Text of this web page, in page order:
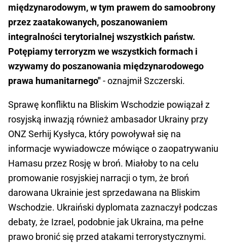
międzynarodowym, w tym prawem do samoobrony
przez zaatakowanych, poszanowaniem
integralności terytorialnej wszystkich państw.
Potępiamy terroryzm we wszystkich formach i
wzywamy do poszanowania międzynarodowego
prawa humanitarnego"- oznajmił Szczerski.
Sprawę konfliktu na Bliskim Wschodzie powiązał z
rosyjską inwazją również ambasador Ukrainy przy
ONZ Serhij Kysłyca, który powoływał się na
informacje wywiadowcze mówiące o zaopatrywaniu
Hamasu przez Rosję w broń. Miałoby to na celu
promowanie rosyjskiej narracji o tym, że broń
darowana Ukrainie jest sprzedawana na Bliskim
Wschodzie. Ukraiński dyplomata zaznaczył podczas
debaty, że Izrael, podobnie jak Ukraina, ma pełne
prawo bronić się przed atakami terrorystycznymi.